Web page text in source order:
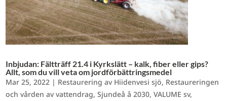
Inbjudan: Fältträff 21.4 i Kyrkslätt – kalk, fiber eller gips?
Allt, som du vill veta om jordförbättringsmedel
Mar 25, 2022 | Restaurering av Hiidenvesi sjö, Restaureringen
och vården av vattendrag,Sjundeå å 2030,VALUME sv,